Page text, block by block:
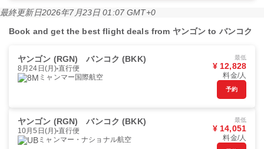
最終更新日2026年7月23日 01:07 GMT+0
Book and get the best flight deals from ヤンゴン to バンコク
ヤンゴン (RGN) バンコク (BKK)
8月24日(月) 直行便
ミャンマー国際航空
最低
¥ 12,828
料金/人
予約
ヤンゴン (RGN) バンコク (BKK)
10月5日(月) 直行便
ミャンマー・ナショナル航空
最低
¥ 14,051
料金/人